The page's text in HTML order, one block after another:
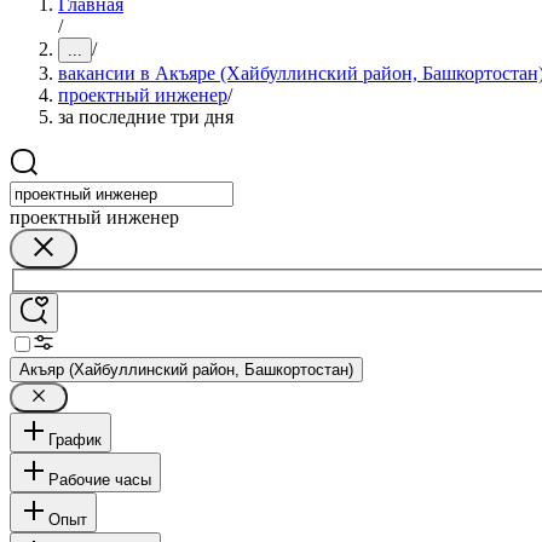
Главная
/
... /
вакансии в Акъяре (Хайбуллинский район,
проектный инженер/
за последние три дня
проектный инженер
Акъяр (Хайбуллинский район, Башкортостан)
График
Рабочие часы
Опыт